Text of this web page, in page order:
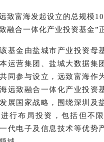
致富海发起设立的总规模
融合一体化产业投资基金”
基金由盐城市产业投资母
运营集团、盐城大数据集
同参与设立，远致富海作
远致融合一体化产业投资
展国家战略，围绕深圳及
行布局投资，包括但不
代电子及信息技术等优势